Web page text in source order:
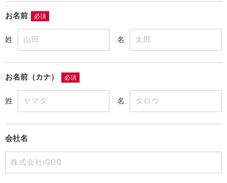
お名前 必須
姓 名
お名前（カナ） 必須
姓 名
会社名